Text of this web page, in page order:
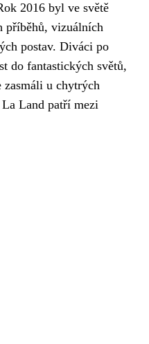
2016 byl ve světě
příběhů, vizuálních
postav. Diváci po
do fantastických světů,
u chytrých
Land patří mezi